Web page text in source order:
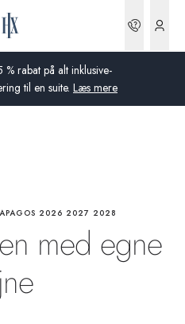
rabat på alt inklusive-
til en suite. Læs mere
2026 2027 2028
med egne